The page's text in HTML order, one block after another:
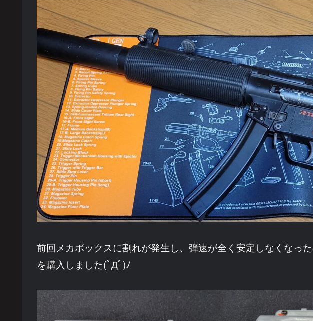
前回メカボックスに割れが発生し、弾速が全く安定しなくなっ
を購入しました(ﾟДﾟ)ﾉ